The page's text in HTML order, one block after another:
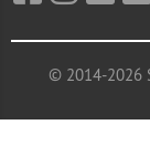
© 2014-2026